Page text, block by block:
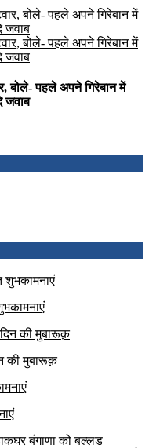
बोले- पहले अपने गिरेबान में
जवाब
की मुबारूक़